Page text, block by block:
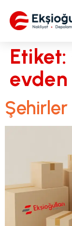
Etiket:
Şehirler